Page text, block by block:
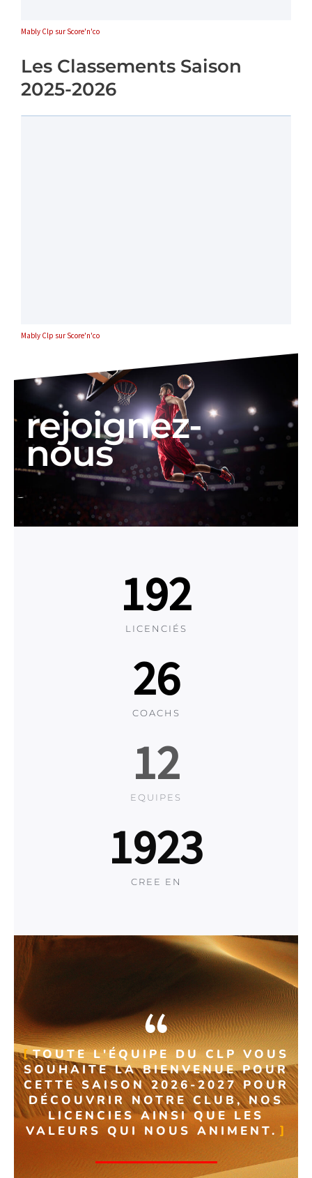
Mably Clp sur Score'n'co
Les Classements Saison
2025-2026
Mably Clp sur Score'n'co
rejoignez-
nous
LICENCIÉS
192
COACHS
26
EQUIPES
13
CREE EN
1929
TOUTE L'ÉQUIPE DU CLP VOUS
SOUHAITE LA BIENVENUE POUR
CETTE SAISON 2026-2027 POUR
DÉCOUVRIR NOTRE CLUB, NOS
LICENCIES AINSI QUE LES
VALEURS QUI NOUS ANIMENT.